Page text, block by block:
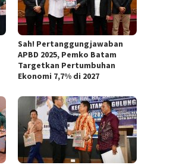
Sah! Pertanggungjawaban
APBD 2025, Pemko Batam
Targetkan Pertumbuhan
Ekonomi 7,7% di 2027